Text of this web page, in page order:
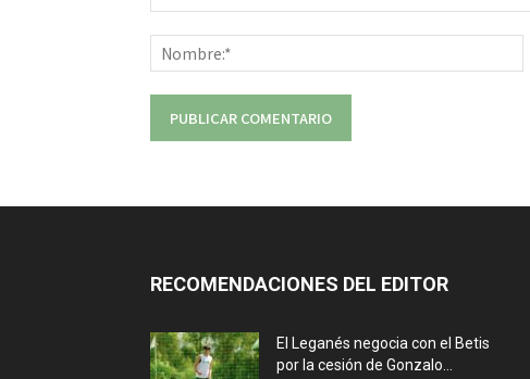
RECOMENDACIONES DEL EDITOR
El Leganés negocia con el Betis
por la cesión de Gonzalo...